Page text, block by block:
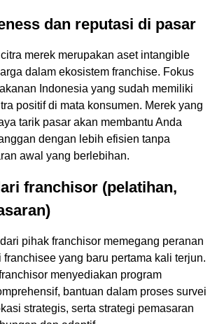
dan reputasi di pasar
merek merupakan aset intangible
dalam ekosistem franchise. Fokus
Indonesia yang sudah memiliki
positif di mata konsumen. Merek yang
tarik pasar akan membantu Anda
dengan lebih efisien tanpa
awal yang berlebihan.
franchisor (pelatihan,
pihak franchisor memegang peranan
yang baru pertama kali terjun.
menyediakan program
bantuan dalam proses survei
strategis, serta strategi pemasaran